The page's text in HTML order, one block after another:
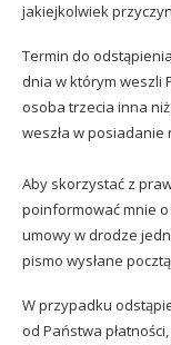
jakiejkolwiek
Termin do
dnia w którym weszli
osoba trzecia inna
weszła w posiadanie
Aby skorzystać z
poinformować mnie
umowy w drodze
pismo wysłane
W przypadku
od Państwa